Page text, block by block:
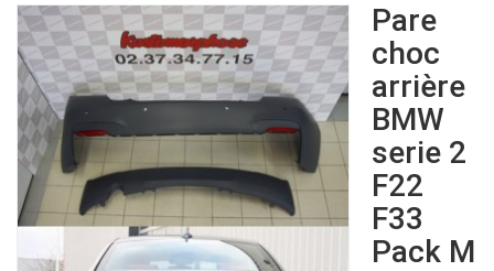
Pare
choc
arrière
BMW
serie 2
F22
F33
Pack M